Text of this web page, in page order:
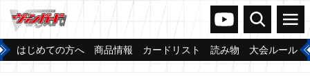
ヴァンガードch
検索 メニュー
はじめての方へ 商品情報 カードリスト 読み物 大会ルール